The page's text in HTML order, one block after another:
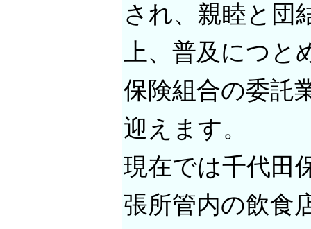
され、親睦と団
上、普及につ
保険組合の委託
迎えます。
現在では千代田
張所管内の飲食